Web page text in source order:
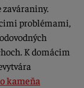
zaváraniny.
problémami,
K domácim
kameňa